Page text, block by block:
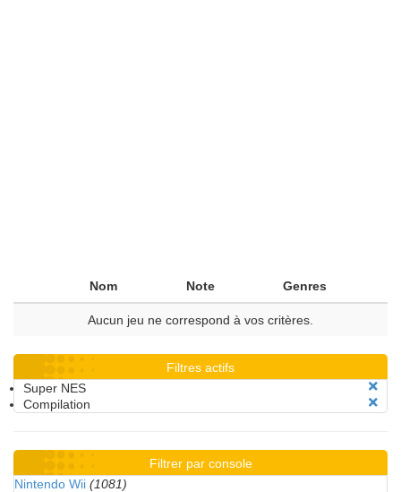
Nom Note Genres
Aucun jeu ne correspond à vos critères.
Filtres actifs
Super NES
Compilation
Filtrer par console
Nintendo Wii (1081)